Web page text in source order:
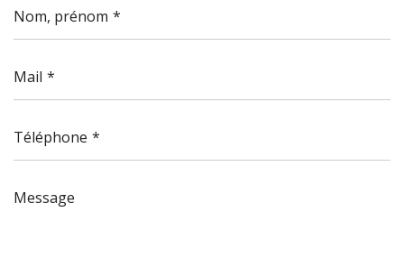
Nom, prénom
Mail
Téléphone
Message